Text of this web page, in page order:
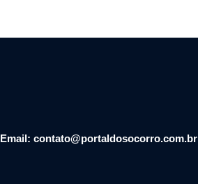
Email: contato@portaldosocorro.com.br